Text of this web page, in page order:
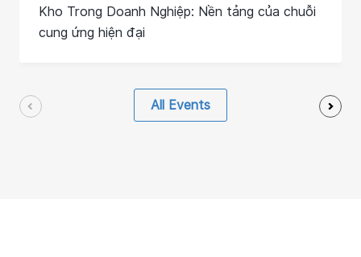
Kho Trong Doanh Nghiệp: Nền tảng của chuỗi
cung ứng hiện đại
All Events